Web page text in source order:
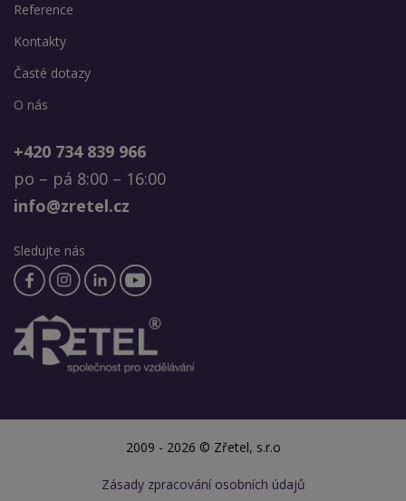
Reference
Kontakty
Časté dotazy
O nás
+420 734 839 966
po – pá 8:00 – 16:00
info@zretel.cz
Sledujte nás
2009 - 2026 © Zřetel, s.r.o
Zásady zpracování osobních údajů